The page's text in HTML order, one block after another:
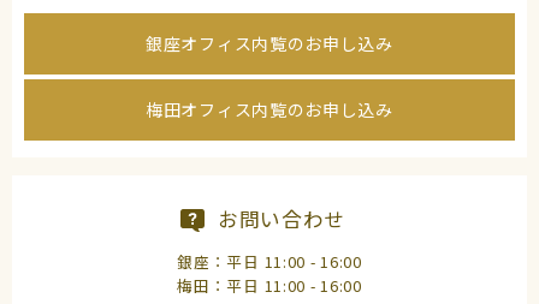
銀座オフィス内覧のお申し込み
梅田オフィス内覧のお申し込み
お問い合わせ
銀座：平日 11:00 - 16:00
梅田：平日 11:00 - 16:00